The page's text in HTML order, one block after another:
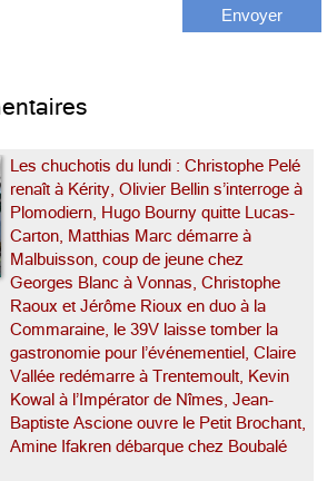
Les chuchotis du lundi : Christophe Pelé
renaît à Kérity, Olivier Bellin s’interroge à
Plomodiern, Hugo Bourny quitte Lucas-
Carton, Matthias Marc démarre à
Malbuisson, coup de jeune chez
Georges Blanc à Vonnas, Christophe
Raoux et Jérôme Rioux en duo à la
Commaraine, le 39V laisse tomber la
gastronomie pour l’événementiel, Claire
Vallée redémarre à Trentemoult, Kevin
Kowal à l’Impérator de Nîmes, Jean-
Baptiste Ascione ouvre le Petit Brochant,
Amine Ifakren débarque chez Boubalé